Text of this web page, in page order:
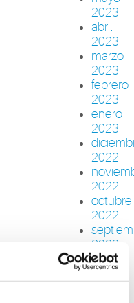
2023
abril
2023
marzo
2023
febrero
2023
enero
2023
2022
2022
octubre
2022
2022
julio
2022